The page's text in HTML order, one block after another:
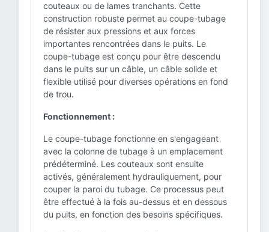
couteaux ou de lames tranchants. Cette
construction robuste permet au coupe-tubage
de résister aux pressions et aux forces
importantes rencontrées dans le puits. Le
coupe-tubage est conçu pour être descendu
dans le puits sur un câble, un câble solide et
flexible utilisé pour diverses opérations en fond
de trou.
Fonctionnement :
Le coupe-tubage fonctionne en s'engageant
avec la colonne de tubage à un emplacement
prédéterminé. Les couteaux sont ensuite
activés, généralement hydrauliquement, pour
couper la paroi du tubage. Ce processus peut
être effectué à la fois au-dessus et en dessous
du puits, en fonction des besoins spécifiques.